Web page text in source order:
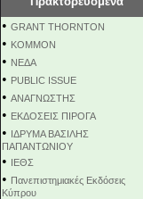
• GRANT THORNTON
• KOMMON
• NEΔΑ
• PUBLIC ISSUE
• ΑΝΑΓΝΩΣΤΗΣ
• ΕΚΔΟΣΕΙΣ ΠΙΡΟΓΑ
• ΙΔΡΥΜΑ ΒΑΣΙΛΗΣ
ΠΑΠΑΝΤΩΝΙΟΥ
• ΙΕΘΣ
• Πανεπιστημιακές Εκδόσεις
Κύπρου